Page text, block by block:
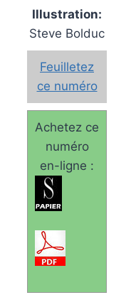
Illustration:
Steve Bolduc
Feuilletez
ce numéro
Achetez ce
numéro
en-ligne :